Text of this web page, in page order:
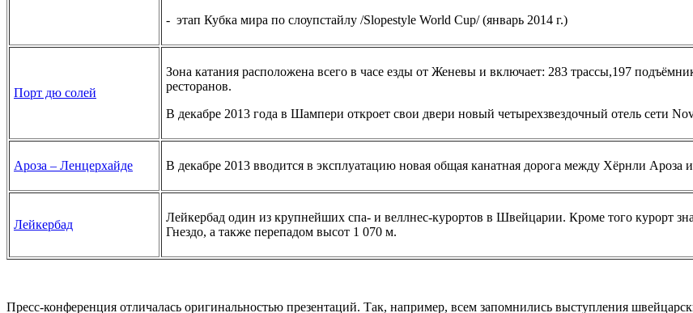
- этап Кубка мира по слоупстайлу /Slopestyle World Cup/ (январь 2014 г.)
Порт дю солей
Зона катания расположена всего в часе езды от Женевы и включает: 283 трассы,197
ресторанов.
В декабре 2013 года в Шампери откроет свои двери новый четырехзвездочный отель сети
Ароза – Ленцерхайде В декабре 2013 вводится в эксплуатацию новая общая канатная дорога между Хёрнли Ароза
Лейкербад
Лейкербад один из крупнейших спа- и веллнес-курортов в Швейцарии. Кроме того курорт
Гнездо, а также перепадом высот 1 070 м.
Пресс-конференция отличалась оригинальностью презентаций. Так, например, всем запомнились выступления